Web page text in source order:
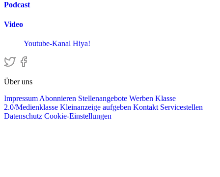
Podcast
Video
Youtube-Kanal Hiya!
Über uns
Impressum Abonnieren Stellenangebote Werben Klasse
2.0/Medienklasse Kleinanzeige aufgeben Kontakt Servicestellen
Datenschutz Cookie-Einstellungen